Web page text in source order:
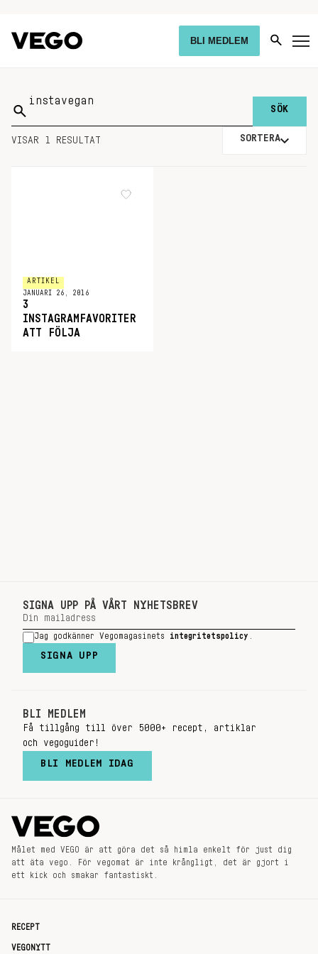
BLI MEDLEM
Sök
på:
VISAR 1 RESULTAT SORTERA
ARTIKEL
JANUARI 26, 2016
3
INSTAGRAMFAVORITER
ATT FÖLJA
SIGNA UPP PÅ VÅRT NYHETSBREV
Jag godkänner Vegomagasinets integritetspolicy
SIGNA UPP
BLI MEDLEM
Få tillgång till över 5000+ recept, artiklar
och vegoguider!
BLI MEDLEM IDAG
Målet med VEGO är att göra det så himla enkelt för just dig
att äta vego. För vegomat är inte krångligt, det är gjort i
ett kick och smakar fantastiskt.
RECEPT
VEGONYTT